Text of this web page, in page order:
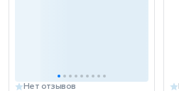
Нет отзывов